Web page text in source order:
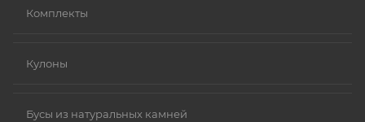
Комплекты
Кулоны
Бусы из натуральных камней